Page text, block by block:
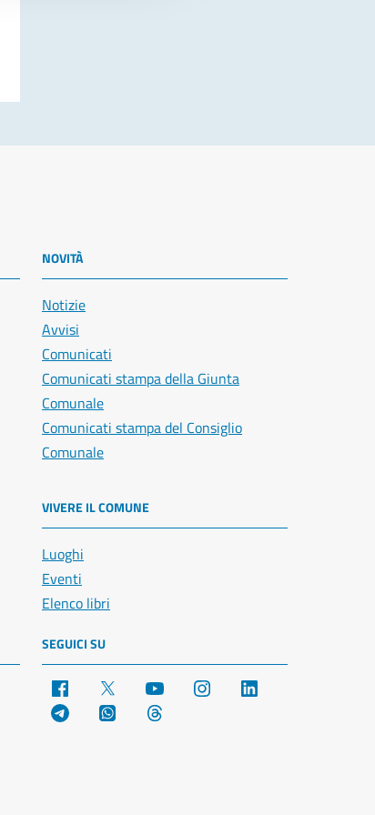
NOVITÀ
Notizie
Avvisi
Comunicati
Comunicati stampa della Giunta
Comunale
Comunicati stampa del Consiglio
Comunale
VIVERE IL COMUNE
Luoghi
Eventi
Elenco libri
SEGUICI SU
Facebook YouTube Instagram
Telegram WhatsApp